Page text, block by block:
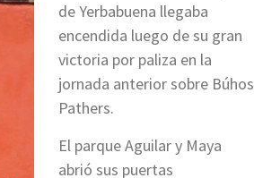
de Yerbabuena llegaba
encendida luego de su gran
victoria por paliza en la
jornada anterior sobre Búhos
Pathers.
El parque Aguilar y Maya
abrió sus puertas